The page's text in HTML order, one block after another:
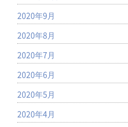
2020年9月
2020年8月
2020年7月
2020年6月
2020年5月
2020年4月